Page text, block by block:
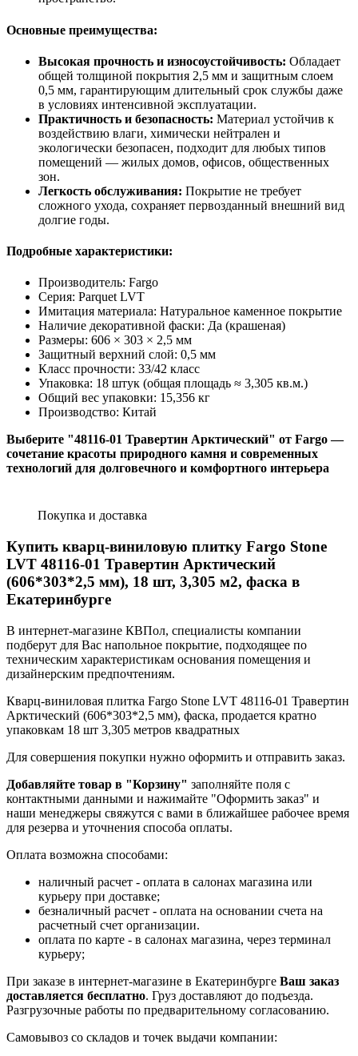
Основные преимущества:
Высокая прочность и износоустойчивость: Обладает
общей толщиной покрытия 2,5 мм и защитным слоем
0,5 мм, гарантирующим длительный срок службы даже
в условиях интенсивной эксплуатации.
Практичность и безопасность: Материал устойчив к
воздействию влаги, химически нейтрален и
экологически безопасен, подходит для любых типов
помещений — жилых домов, офисов, общественных
зон.
Легкость обслуживания: Покрытие не требует
сложного ухода, сохраняет первозданный внешний вид
долгие годы.
Подробные характеристики:
Производитель: Fargo
Серия: Parquet LVT
Имитация материала: Натуральное каменное покрытие
Наличие декоративной фаски: Да (крашеная)
Размеры: 606 × 303 × 2,5 мм
Защитный верхний слой: 0,5 мм
Класс прочности: 33/42 класс
Упаковка: 18 штук (общая площадь ≈ 3,305 кв.м.)
Общий вес упаковки: 15,356 кг
Производство: Китай
Выберите "48116-01 Травертин Арктический" от Fargo —
сочетание красоты природного камня и современных
технологий для долговечного и комфортного интерьера
Покупка и доставка
Купить кварц-виниловую плитку Fargo Stone
LVT 48116-01 Травертин Арктический
(606*303*2,5 мм), 18 шт, 3,305 м2, фаска в
Екатеринбурге
В интернет-магазине КВПол, специалисты компании
подберут для Вас напольное покрытие, подходящее по
техническим характеристикам основания помещения и
дизайнерским предпочтениям.
Кварц-виниловая плитка Fargo Stone LVT 48116-01 Травертин
Арктический (606*303*2,5 мм), фаска, продается кратно
упаковкам 18 шт 3,305 метров квадратных
Для совершения покупки нужно оформить и отправить заказ.
Добавляйте товар в "Корзину" заполняйте поля с
контактными данными и нажимайте "Оформить заказ" и
наши менеджеры свяжутся с вами в ближайшее рабочее время
для резерва и уточнения способа оплаты.
Оплата возможна способами:
наличный расчет - оплата в салонах магазина или
курьеру при доставке;
безналичный расчет - оплата на основании счета на
расчетный счет организации.
оплата по карте - в салонах магазина, через терминал
курьеру;
При заказе в интернет-магазине в Екатеринбурге Ваш заказ
доставляется бесплатно. Груз доставляют до подъезда.
Разгрузочные работы по предварительному согласованию.
Самовывоз со складов и точек выдачи компании: